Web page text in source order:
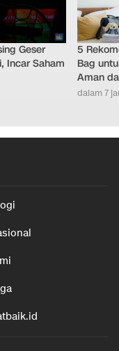
Geser
Incar Saham
5
Bag
Aman
dalam 7